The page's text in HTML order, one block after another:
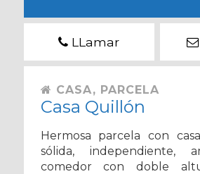
LLamar
CASA, PARCELA
Casa Quillón
Hermosa parcela con
sólida, independiente,
comedor con doble